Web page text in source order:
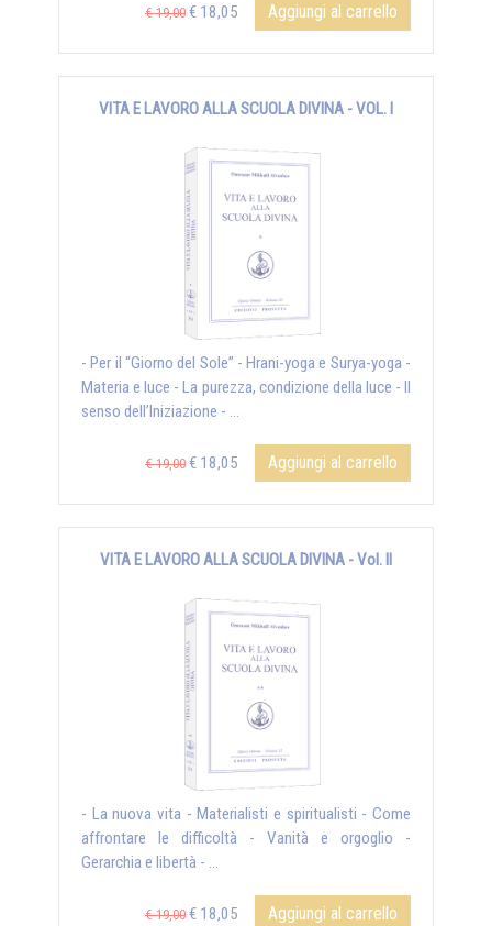
€ 19,00 € 18,05 Aggiungi al carrello
VITA E LAVORO ALLA SCUOLA DIVINA - VOL. I
- Per il “Giorno del Sole” - Hrani-yoga e Surya-yoga -
Materia e luce - La purezza, condizione della luce - Il
senso dell’Iniziazione - ...
€ 19,00 € 18,05 Aggiungi al carrello
VITA E LAVORO ALLA SCUOLA DIVINA - Vol. II
- La nuova vita - Materialisti e spiritualisti - Come
affrontare le difficoltà - Vanità e orgoglio -
Gerarchia e libertà - ...
€ 19,00 € 18,05 Aggiungi al carrello